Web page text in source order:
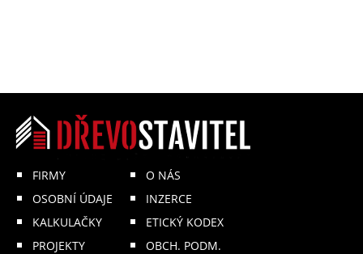
FIRMY
OSOBNÍ ÚDAJE
KALKULAČKY
PROJEKTY
O NÁS
INZERCE
ETICKÝ KODEX
OBCH. PODM.